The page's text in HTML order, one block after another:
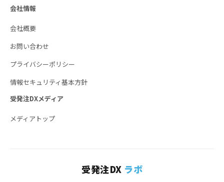
会社情報
会社概要
お問い合わせ
プライバシーポリシー
情報セキュリティ基本方針
受発注DXメディア
メディアトップ
受発注DX ラボ